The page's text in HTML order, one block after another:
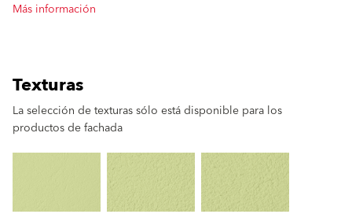
Más información
Texturas
La selección de texturas sólo está disponible para los
productos de fachada